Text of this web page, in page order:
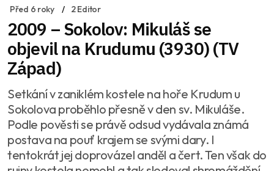
Před 6 roky 2 Editor
2009 – Sokolov: Mikuláš se
objevil na Krudumu (3930) (TV
Západ)
Setkání v zaniklém kostele na hoře Krudum u
Sokolova proběhlo přesně v den sv. Mikuláše.
Podle pověsti se právě odsud vydávala známá
postava na pouť krajem se svými dary. I
tentokrát jej doprovázel anděl a čert. Ten však do